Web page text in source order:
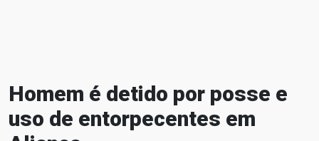
Homem é detido por posse e
uso de entorpecentes em